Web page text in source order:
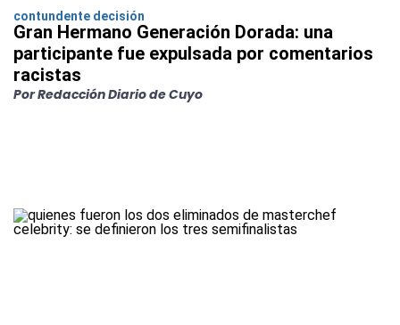
contundente decisión
Gran Hermano Generación Dorada: una
participante fue expulsada por comentarios
racistas
Por Redacción Diario de Cuyo